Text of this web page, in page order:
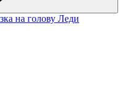
на голову Леди